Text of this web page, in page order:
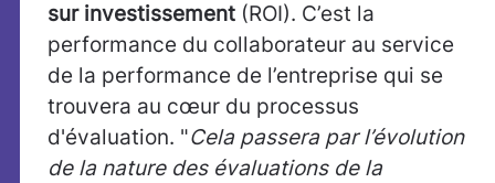
sur investissement (ROI). C’est la
performance du collaborateur au service
de la performance de l’entreprise qui se
trouvera au cœur du processus
d'évaluation. "Cela passera par l’évolution
de la nature des évaluations de la